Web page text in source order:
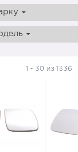
1 - 30 из 1336